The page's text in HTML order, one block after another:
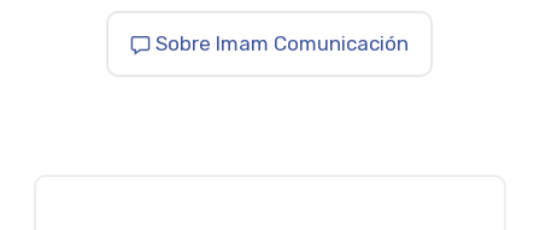
Sobre Imam Comunicación